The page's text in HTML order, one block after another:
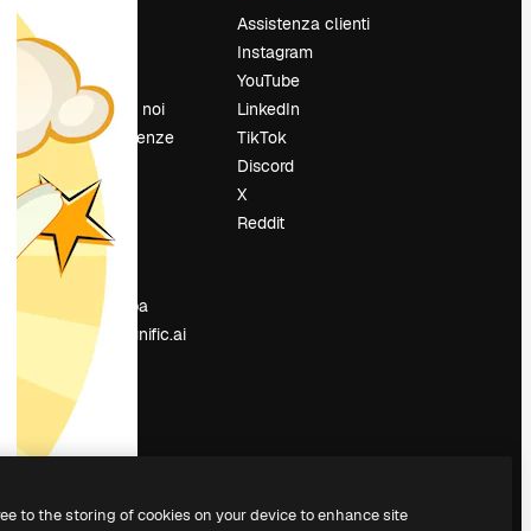
Chi siamo
Recensioni
Lavora con noi
Cerca tendenze
Eventi
Slidesgo
Vendi i tuoi
contenuti
Sala stampa
Cerchi magnific.ai
Assistenza clienti
Instagram
YouTube
LinkedIn
TikTok
Discord
X
Reddit
to the storing of cookies on your device to enhance site